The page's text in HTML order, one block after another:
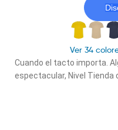
Ver 34
Cuando el tacto importa.
espectacular, Nivel Tienda